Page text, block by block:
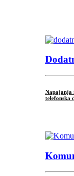
Napajanja
telefonska